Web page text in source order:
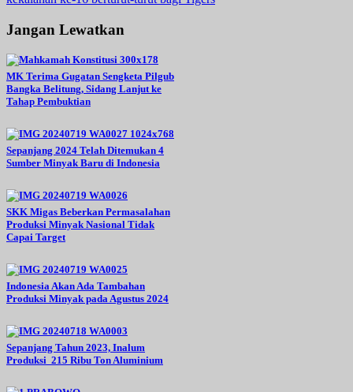
Jangan Lewatkan
MK Terima Gugatan Sengketa Pilgub
Bangka Belitung, Sidang Lanjut ke
Tahap Pembuktian
Sepanjang 2024 Telah Ditemukan 4
Sumber Minyak Baru di Indonesia
SKK Migas Beberkan Permasalahan
Produksi Minyak Nasional Tidak
Capai Target
Indonesia Akan Ada Tambahan
Produksi Minyak pada Agustus 2024
Sepanjang Tahun 2023, Inalum
Produksi 215 Ribu Ton Aluminium